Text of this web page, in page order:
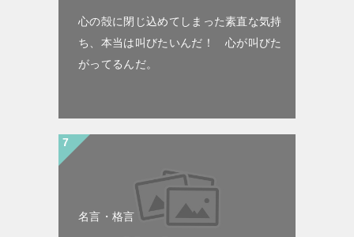
心の殻に閉じ込めてしまった素直な気持
ち、本当は叫びたいんだ！ 心が叫びた
がってるんだ。
名言・格言